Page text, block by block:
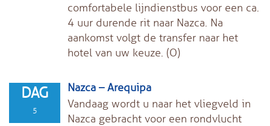
comfortabele lijndienstbus voor een ca.
4 uur durende rit naar Nazca. Na
aankomst volgt de transfer naar het
hotel van uw keuze. (O)
DAG
5
Nazca – Arequipa
Vandaag wordt u naar het vliegveld in
Nazca gebracht voor een rondvlucht